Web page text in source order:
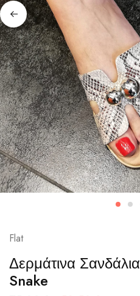
Flat
Δερμάτινα
Snake